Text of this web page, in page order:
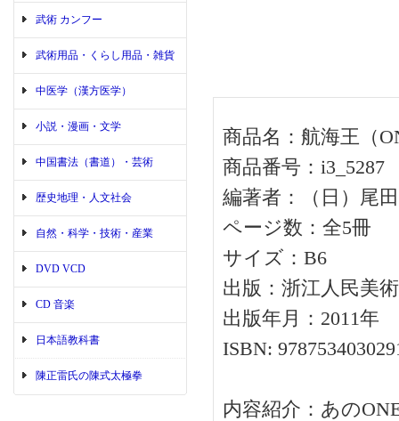
武術 カンフー
武術用品・くらし用品・雑貨
中医学（漢方医学）
小説・漫画・文学
中国書法（書道）・芸術
歴史地理・人文社会
自然・科学・技術・産業
DVD VCD
CD 音楽
日本語教科書
陳正雷氏の陳式太極拳
商品名：航海王（
商品番号：i3_5287
編著者：（日）尾
ページ数：全5冊
サイズ：B6
出版：浙江人民美
出版年月：2011年
ISBN:
内容紹介：あの